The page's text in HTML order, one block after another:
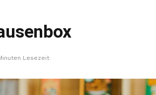
Lesezeit